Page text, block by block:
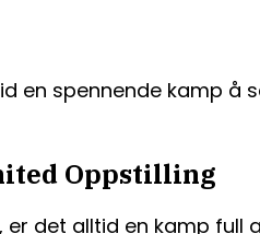
en spennende kamp
Oppstilling
det alltid en kamp full